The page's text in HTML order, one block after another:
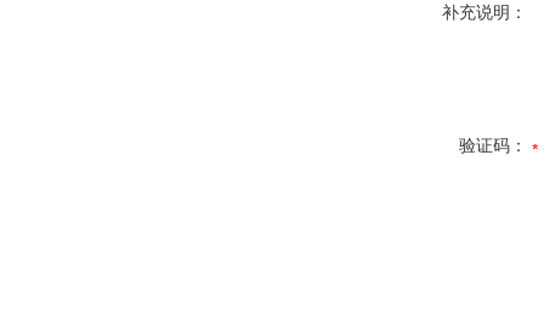
补充说明：
验证码：